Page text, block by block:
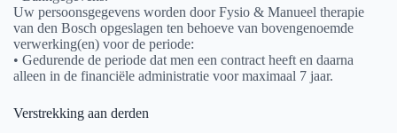
Uw persoonsgegevens worden door Fysio & Manueel therapie
van den Bosch opgeslagen ten behoeve van bovengenoemde
verwerking(en) voor de periode:
• Gedurende de periode dat men een contract heeft en daarna
alleen in de financiële administratie voor maximaal 7 jaar.
Verstrekking aan derden